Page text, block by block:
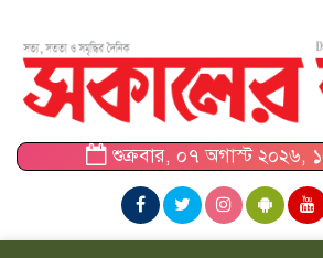
শুক্রবার, ০৭ অগাস্ট ২০২৬,